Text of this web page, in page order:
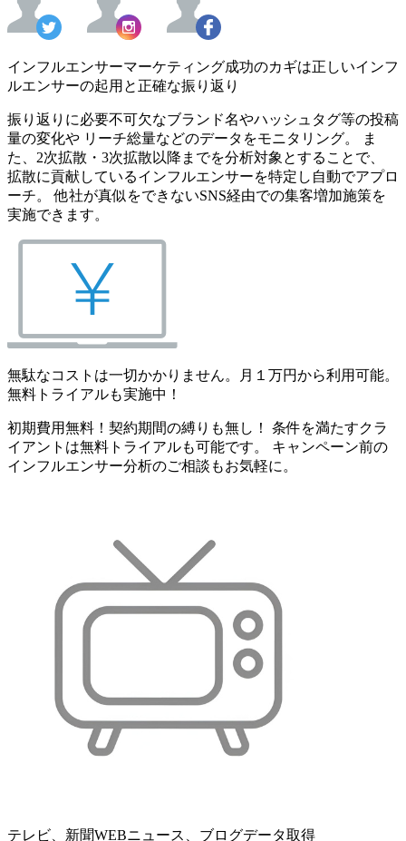
インフルエンサーマーケティング成功のカギは正しいインフ
ルエンサーの起用と正確な振り返り
振り返りに必要不可欠なブランド名やハッシュタグ等の投稿
量の変化や リーチ総量などのデータをモニタリング。 ま
た、2次拡散・3次拡散以降までを分析対象とすることで、
拡散に貢献しているインフルエンサーを特定し自動でアプロ
ーチ。 他社が真似をできないSNS経由での集客増加施策を
実施できます。
無駄なコストは一切かかりません。月１万円から利用可能。
無料トライアルも実施中！
初期費用無料！契約期間の縛りも無し！ 条件を満たすクラ
イアントは無料トライアルも可能です。 キャンペーン前の
インフルエンサー分析のご相談もお気軽に。
テレビ、新聞WEBニュース、ブログデータ取得